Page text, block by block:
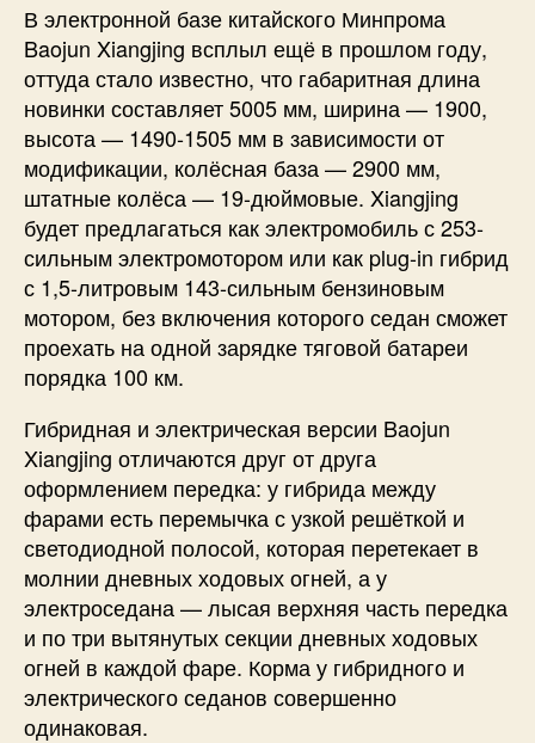
В электронной базе китайского Минпрома
Baojun Xiangjing всплыл ещё в прошлом году,
оттуда стало известно, что габаритная длина
новинки составляет 5005 мм, ширина — 1900,
высота — 1490-1505 мм в зависимости от
модификации, колёсная база — 2900 мм,
штатные колёса — 19-дюймовые. Xiangjing
будет предлагаться как электромобиль с 253-
сильным электромотором или как plug-in гибрид
с 1,5-литровым 143-сильным бензиновым
мотором, без включения которого седан сможет
проехать на одной зарядке тяговой батареи
порядка 100 км.
Гибридная и электрическая версии Baojun
Xiangjing отличаются друг от друга
оформлением передка: у гибрида между
фарами есть перемычка с узкой решёткой и
светодиодной полосой, которая перетекает в
молнии дневных ходовых огней, а у
электроседана — лысая верхняя часть передка
и по три вытянутых секции дневных ходовых
огней в каждой фаре. Корма у гибридного и
электрического седанов совершенно
одинаковая.